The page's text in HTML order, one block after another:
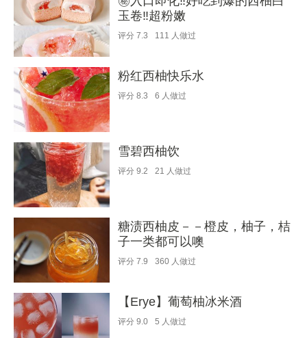
玉卷‼️超粉嫩
评分 7.3 111 人做过
粉红西柚快乐水
评分 8.3 6 人做过
雪碧西柚饮
评分 9.2 21 人做过
糖渍西柚皮－－橙皮，柚子，桔
子一类都可以噢
评分 7.9 360 人做过
【Erye】葡萄柚冰米酒
评分 9.0 5 人做过